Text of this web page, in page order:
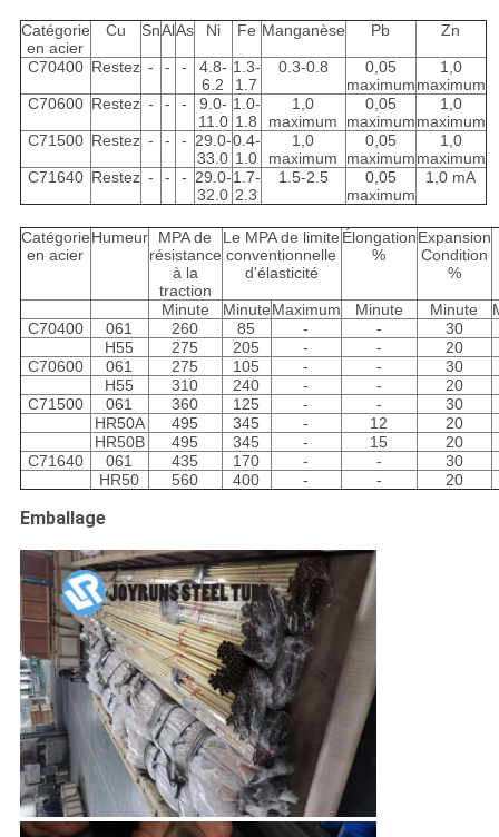
Catégorie
en acier
Cu SnAlAs Ni Fe Manganèse Pb Zn
C70400 Restez - - -
4.8-
6.2
1.3-
1.7
0.3-0.8
0,05
maximum
1,0
maximum
C70600 Restez - - -
9.0-
11.0
1.0-
1.8
1,0
maximum
0,05
maximum
1,0
maximum
C71500 Restez - - - 29.0-
33.0
0.4-
1.0
1,0
maximum
0,05
maximum
1,0
maximum
C71640 Restez - - - 29.0-
32.0
1.7-
2.3
1.5-2.5
0,05
maximum
1,0 mA
Catégorie
en acier
Humeur
MPA de
résistance
à la
traction
Le MPA de limite
conventionnelle
d'élasticité
Élongation
%
Expansion
Condition
%
Minute MinuteMaximum Minute Minute
C70400
061 260 85 - -
30
H55
275 205 - -
20
C70600
061 275 105 - -
30
H55
310 240 - -
20
C71500
061 360 125 - -
30
HR50A
495 345 - 12
20
HR50B
495 345 - 15
20
C71640
061 435 170 - -
30
HR50
560 400 - - 20
Emballage